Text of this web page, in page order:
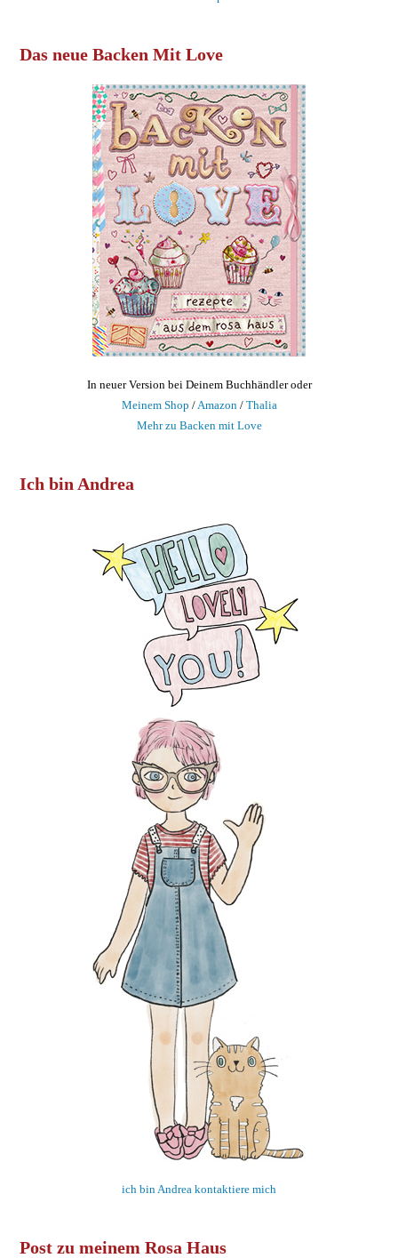
Das neue Backen Mit Love
In neuer Version bei Deinem Buchhändler oder
Meinem Shop /Amazon/ Thalia
Mehr zu Backen mit Love
Ich bin Andrea
ich bin Andrea kontaktiere mich
Post zu meinem Rosa Haus